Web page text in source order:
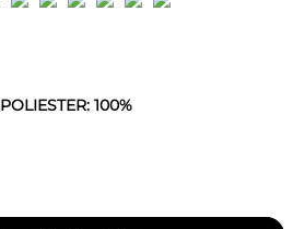
POLIESTER: 100%